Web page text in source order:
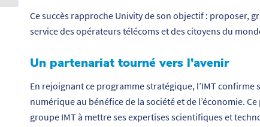
Ce succès rapproche Univity de son objectif : proposer,
service des opérateurs télécoms et des citoyens du
Un partenariat tourné vers l’avenir
En rejoignant ce programme stratégique, l’IMT
numérique au bénéfice de la société et de l’économie.
groupe IMT à mettre ses expertises scientifiques et